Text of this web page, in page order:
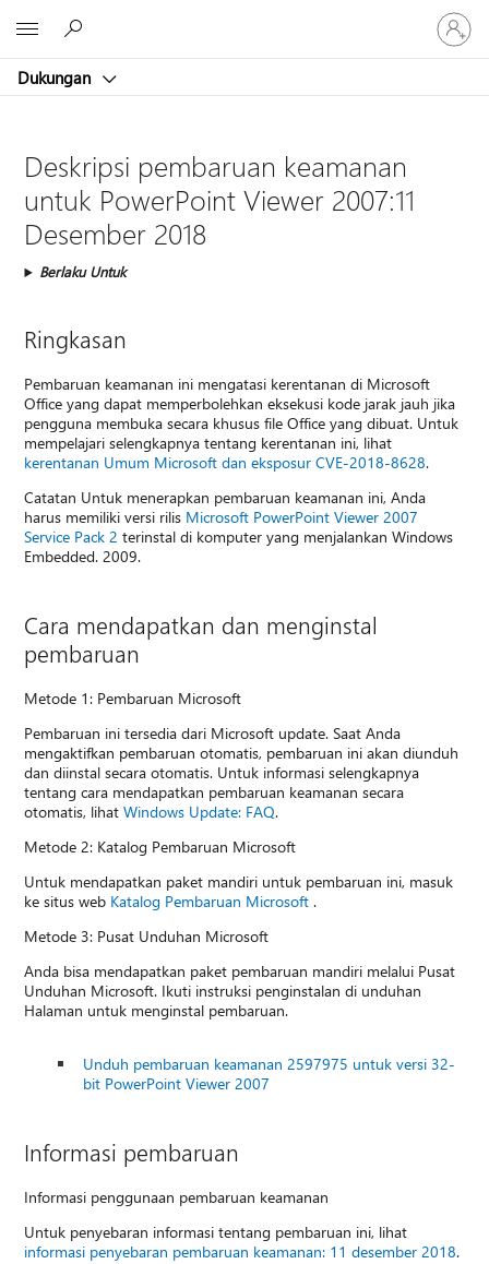
Dukungan
Masuk
ke
akun
Deskripsi pembaruan keamanan
untuk PowerPoint Viewer 2007:11
Desember 2018
Berlaku Untuk
Ringkasan
Pembaruan keamanan ini mengatasi kerentanan di Microsoft
Office yang dapat memperbolehkan eksekusi kode jarak jauh jika
pengguna membuka secara khusus file Office yang dibuat. Untuk
mempelajari selengkapnya tentang kerentanan ini, lihat
kerentanan Umum Microsoft dan eksposur CVE-2018-8628.
Catatan Untuk menerapkan pembaruan keamanan ini, Anda
harus memiliki versi rilis Microsoft PowerPoint Viewer 2007
Service Pack 2 terinstal di komputer yang menjalankan Windows
Embedded. 2009.
Cara mendapatkan dan menginstal
pembaruan
Metode 1: Pembaruan Microsoft
Pembaruan ini tersedia dari Microsoft update. Saat Anda
mengaktifkan pembaruan otomatis, pembaruan ini akan diunduh
dan diinstal secara otomatis. Untuk informasi selengkapnya
tentang cara mendapatkan pembaruan keamanan secara
otomatis, lihatWindows Update: FAQ.
Metode 2: Katalog Pembaruan Microsoft
Untuk mendapatkan paket mandiri untuk pembaruan ini, masuk
ke situs web Katalog Pembaruan Microsoft .
Metode 3: Pusat Unduhan Microsoft
Anda bisa mendapatkan paket pembaruan mandiri melalui Pusat
Unduhan Microsoft. Ikuti instruksi penginstalan di unduhan
Halaman untuk menginstal pembaruan.
Unduh pembaruan keamanan 2597975 untuk versi 32-
bit PowerPoint Viewer 2007
Informasi pembaruan
Informasi penggunaan pembaruan keamanan
Untuk penyebaran informasi tentang pembaruan ini, lihat
informasi penyebaran pembaruan keamanan: 11 desember 2018.